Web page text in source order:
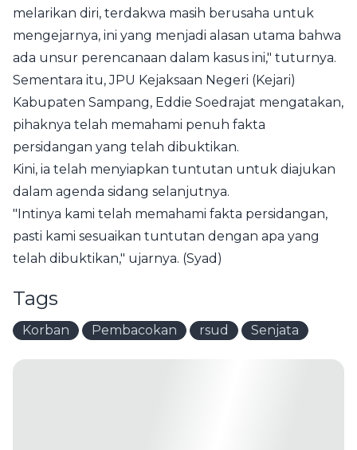
melarikan diri, terdakwa masih berusaha untuk
mengejarnya, ini yang menjadi alasan utama bahwa
ada unsur perencanaan dalam kasus ini," tuturnya.
Sementara itu, JPU Kejaksaan Negeri (Kejari)
Kabupaten Sampang, Eddie Soedrajat mengatakan,
pihaknya telah memahami penuh fakta
persidangan yang telah dibuktikan.
Kini, ia telah menyiapkan tuntutan untuk diajukan
dalam agenda sidang selanjutnya.
"Intinya kami telah memahami fakta persidangan,
pasti kami sesuaikan tuntutan dengan apa yang
telah dibuktikan," ujarnya. (Syad)
Tags
Korban Pembacokan rsud Senjata